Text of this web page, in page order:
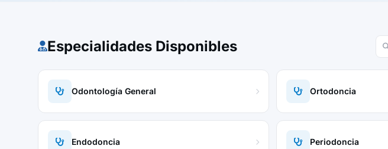
Especialidades Disponibles
Odontología General Ortodoncia
Endodoncia Periodoncia